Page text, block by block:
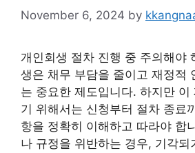
November 6, 2024 by
개인회생 절차 진행 중 주의해야
생은 채무 부담을 줄이고 재정적
는 중요한 제도입니다. 하지만 이
기 위해서는 신청부터 절차 종료
항을 정확히 이해하고 따라야 합
나 규정을 위반하는 경우, 기각되